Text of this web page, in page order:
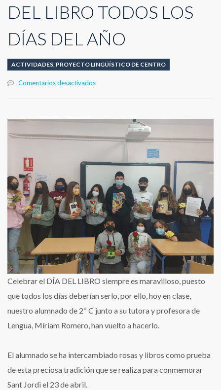
DEL LIBRO TODOS LOS
DÍAS DEL AÑO
ACTIVIDADES, PROYECTO LINGÜÍSTICO DE CENTRO
Comentarios desactivadosen
CELEBRANDO
DEL
TODOS
LOS
DÍAS
DEL
AÑO
Celebrar el DÍA DEL LIBRO siempre es maravilloso, puesto
que todos los días deberían serlo, por ello, hoy en clase,
nuestro alumnado de 2º C junto a su tutora y profesora de
Lengua, Míriam Romero, han vuelto a hacerlo.
El alumnado se ha intercambiado rosas y libros como prueba
de esta preciosa tradición que se realiza para conmemorar
Sant Jordi el 23 de abril.